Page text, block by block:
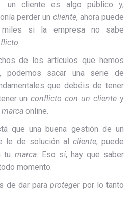
un cliente es algo público y,
perder un cliente, ahora puede
miles si la empresa no sabe
.
de los artículos que hemos
sacar una serie de
que debéis de tener
unconflicto con un cliente y
marca online.
que una buena gestión de un
le de solución al cliente, puede
tu marca. Eso sí, hay que saber
momento.
de dar paraprotegerpor lo tanto